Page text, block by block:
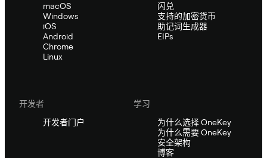
macOS
Windows
iOS
Android
Chrome
Linux
闪兑
支持的加密货币
助记词生成器
EIPs
开发者
开发者门户
学习
为什么选择 OneKey
为什么需要 OneKey
安全架构
博客